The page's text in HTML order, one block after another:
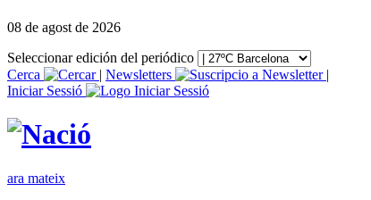
08 de agost de 2026
Seleccionar edición del periódico
Cerca
| Newsletters
|
Iniciar Sessió
ara mateix